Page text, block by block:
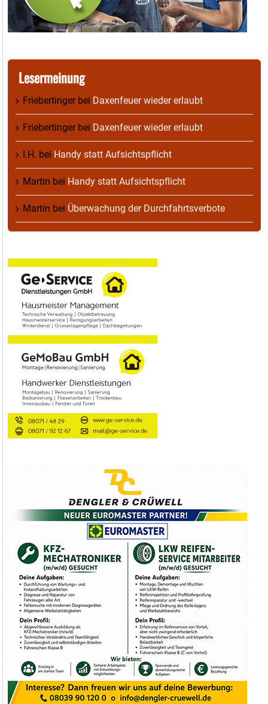
Lesermeinung
Friebertingerbei Daxenfeuer wieder erlaubt
Friebertingerbei Daxenfeuer wieder erlaubt
I.H. bei Handy statt Aufsichtspflicht
Martin bei Handy statt Aufsichtspflicht
Martin bei Überwachung der Durchfahrtsverbote